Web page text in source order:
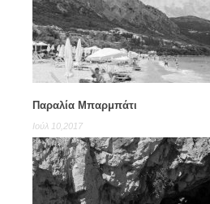
Παραλία Μπαρμπάτι
Ιούλ 10,2017